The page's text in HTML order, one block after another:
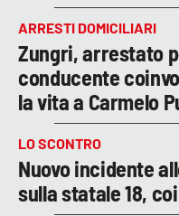
ARRESTI DOMICILIARI
Zungri, arrestato
conducente
la vita a Carmelo
LO SCONTRO
Nuovo incidente
sulla statale 18,